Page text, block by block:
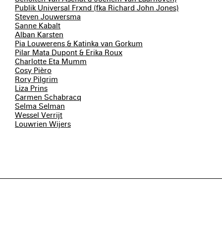
Publik Universal Frxnd (fka Richard John Jones)
Steven Jouwersma
Sanne Kabalt
Alban Karsten
Pia Louwerens & Katinka van Gorkum
Pilar Mata Dupont & Erika Roux
Charlotte Eta Mumm
Cosy Pièro
Rory Pilgrim
Liza Prins
Carmen Schabracq
Selma Selman
Wessel Verrijt
Louwrien Wijers